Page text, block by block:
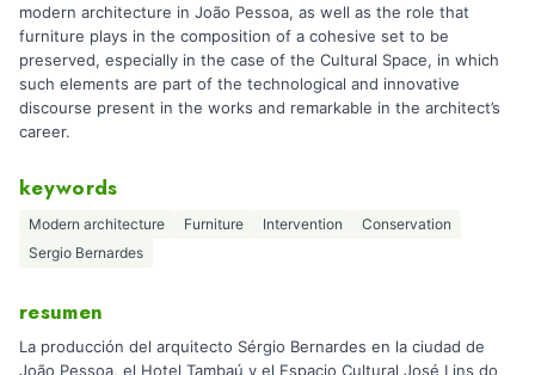
modern architecture in João Pessoa, as well as the role that
furniture plays in the composition of a cohesive set to be
preserved, especially in the case of the Cultural Space, in which
such elements are part of the technological and innovative
discourse present in the works and remarkable in the architect’s
career.
keywords
Modern architecture Furniture Intervention
Conservation
Sergio Bernardes
resumen
La producción del arquitecto Sérgio Bernardes en la ciudad de
João Pessoa, el Hotel Tambaú y el Espacio Cultural José Lins do